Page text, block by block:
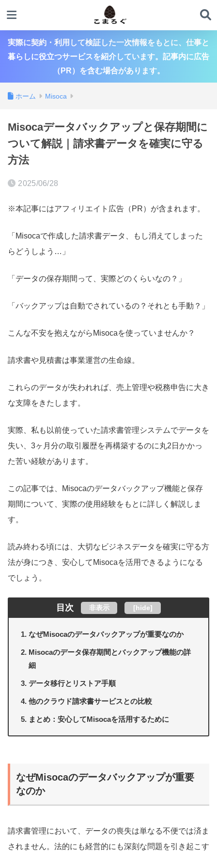
実際に契約・利用して検証した一次情報をもとに、仕事と
暮らしに役立つサービスを紹介しています。記事内に広告
（PR）を含む場合があります。
ホーム Misoca
Misocaデータバックアップと保存期間に
ついて解説｜請求書データを確実に守る
方法
2025/06/28
※本記事にはアフィリエイト広告（PR）が含まれます。
「Misocaで作成した請求書データ、もし消えてしまった
らどうしよう…」
「データの保存期間って、実際どのくらいなの？」
「バックアップは自動でされているの？それとも手動？」
こんな不安を抱えながらMisocaを使っていませんか？
請求書や見積書は事業運営の生命線。
これらのデータが失われれば、売上管理や税務申告に大き
な支障をきたします。
実際、私も以前使っていた請求書管理システムでデータを
失い、3ヶ月分の取引履歴を再構築するのに丸2日かかっ
た苦い経験があります。
この記事では、Misocaのデータバックアップ機能と保存
期間について、実際の使用経験をもとに詳しく解説しま
す。
読み終わる頃には、大切なビジネスデータを確実に守る方
法が身につき、安心してMisocaを活用できるようになる
でしょう。
目次 非表示 [hide]
なぜMisocaのデータバックアップが重要なのか
Misocaのデータ保存期間とバックアップ機能の詳
細
データ移行とリストア手順
他のクラウド請求書サービスとの比較
まとめ：安心してMisocaを活用するために
なぜMisocaのデータバックアップが重要
なのか
請求書管理において、データの喪失は単なる不便では済ま
されません。法的にも経営的にも深刻な問題を引き起こす